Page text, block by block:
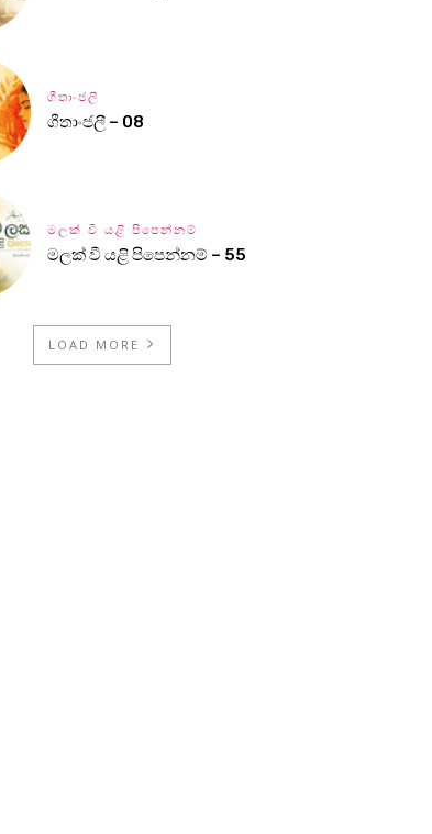
ගීතාංජලී
ගීතාංජලී – 08
මලක් වී යළි පිපෙන්නම්
මලක් වී යළි පිපෙන්නම් – 55
LOAD MORE